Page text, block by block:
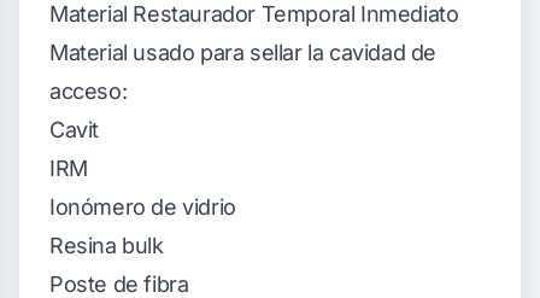
Material Restaurador Temporal Inmediato
Material usado para sellar la cavidad de
acceso:
Cavit
IRM
Ionómero de vidrio
Resina bulk
Poste de fibra